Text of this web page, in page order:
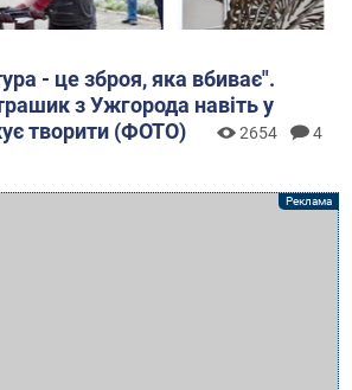
- це зброя, яка вбиває".
з Ужгорода навіть у
творити (ФОТО)
2654 4